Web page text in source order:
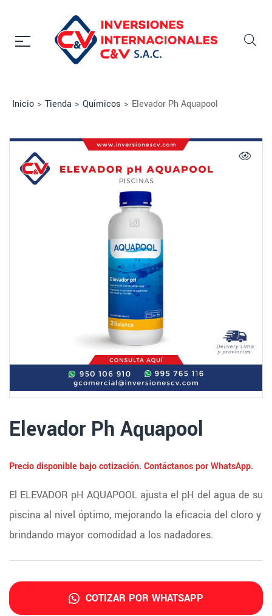
Inicio > Tienda > Químicos > Elevador Ph Aquapool
Elevador Ph Aquapool
Precio disponible bajo cotización. Contáctanos por WhatsApp.
El ELEVADOR pH AQUAPOOL ajusta el pH del agua de su
piscina al nivel óptimo, mejorando la eficacia del cloro y
brindando mayor comodidad a los nadadores.
COTIZAR POR WHATSAPP